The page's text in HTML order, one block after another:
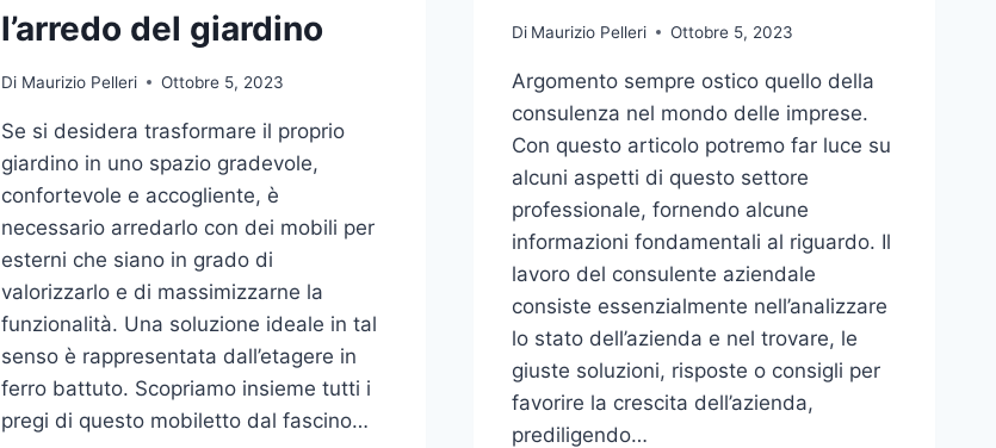
l’arredo del giardino
Di Maurizio Pelleri Ottobre 5, 2023
Se si desidera trasformare il proprio
giardino in uno spazio gradevole,
confortevole e accogliente, è
necessario arredarlo con dei mobili per
esterni che siano in grado di
valorizzarlo e di massimizzarne la
funzionalità. Una soluzione ideale in tal
senso è rappresentata dall’etagere in
ferro battuto. Scopriamo insieme tutti i
pregi di questo mobiletto dal fascino…
Di Maurizio Pelleri Ottobre 5, 2023
Argomento sempre ostico quello della
consulenza nel mondo delle imprese.
Con questo articolo potremo far luce su
alcuni aspetti di questo settore
professionale, fornendo alcune
informazioni fondamentali al riguardo. Il
lavoro del consulente aziendale
consiste essenzialmente nell’analizzare
lo stato dell’azienda e nel trovare, le
giuste soluzioni, risposte o consigli per
favorire la crescita dell’azienda,
prediligendo…